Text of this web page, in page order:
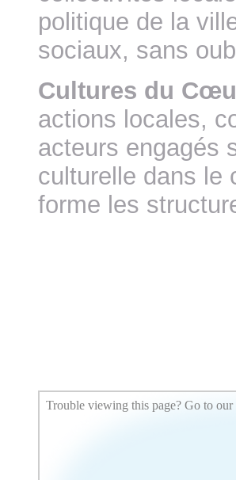
politique de la
sociaux, sans
Cultures du
actions locales,
acteurs engagés
culturelle dans le
forme les